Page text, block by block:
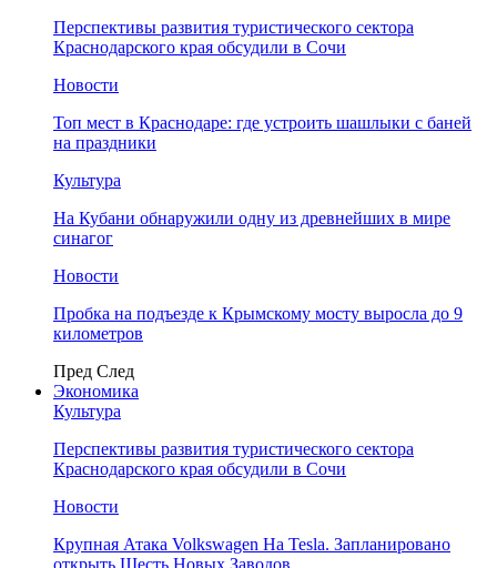
Перспективы развития туристического сектора
Краснодарского края обсудили в Сочи
Новости
Топ мест в Краснодаре: где устроить шашлыки с баней
на праздники
Культура
На Кубани обнаружили одну из древнейших в мире
синагог
Новости
Пробка на подъезде к Крымскому мосту выросла до 9
километров
Пред След
Экономика
Культура
Перспективы развития туристического сектора
Краснодарского края обсудили в Сочи
Новости
Крупная Атака Volkswagen На Tesla. Запланировано
открыть Шесть Новых Заводов